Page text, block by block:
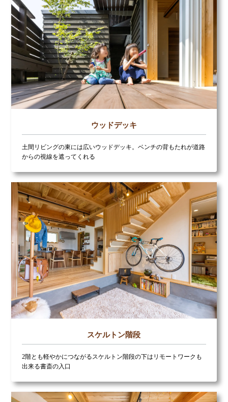
ウッドデッキ
土間リビングの東には広いウッドデッキ。ベンチの背もたれが道路
からの視線を遮ってくれる
スケルトン階段
2階とも軽やかにつながるスケルトン階段の下はリモートワークも
出来る書斎の入口